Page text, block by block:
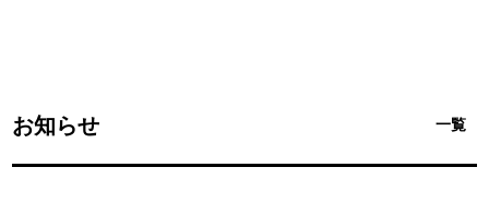
お知らせ 一覧